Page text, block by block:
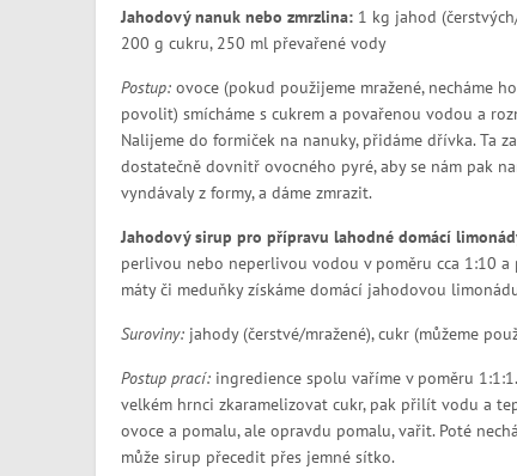
Jahodový nanuk nebo zmrzlina: 1 kg jahod
200 g cukru, 250 ml převařené vody
Postup:ovoce (pokud použijeme mražené, necháme
povolit) smícháme s cukrem a povařenou vodou a
Nalijeme do formiček na nanuky, přidáme dřívka. Ta
dostatečně dovnitř ovocného pyré, aby se nám pak
vyndávaly z formy, a dáme zmrazit.
Jahodový sirup pro přípravu lahodné domácí
perlivou nebo neperlivou vodou v poměru cca 1:10
máty či meduňky získáme domácí jahodovou
Suroviny: jahody (čerstvé/mražené), cukr (můžeme
Postup prací:ingredience spolu vaříme v poměru
velkém hrnci zkaramelizovat cukr, pak přilít vodu a
ovoce a pomalu, ale opravdu pomalu, vařit. Poté
může sirup přecedit přes jemné sítko.